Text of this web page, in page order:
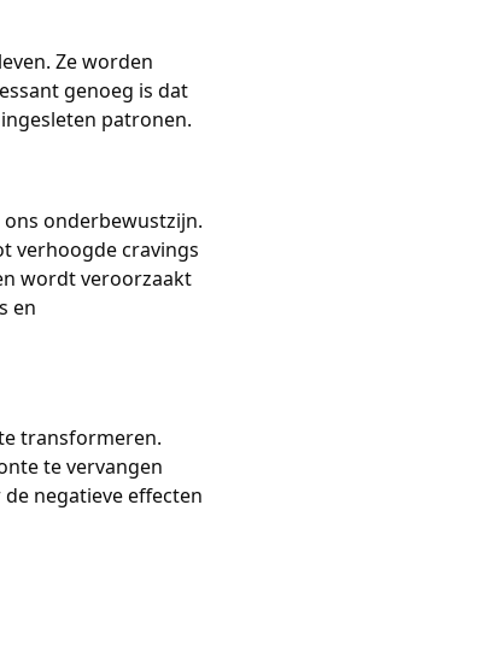
Ze worden
genoeg is dat
patronen.
onderbewustzijn.
verhoogde cravings
wordt veroorzaakt
en
transformeren.
te vervangen
negatieve effecten